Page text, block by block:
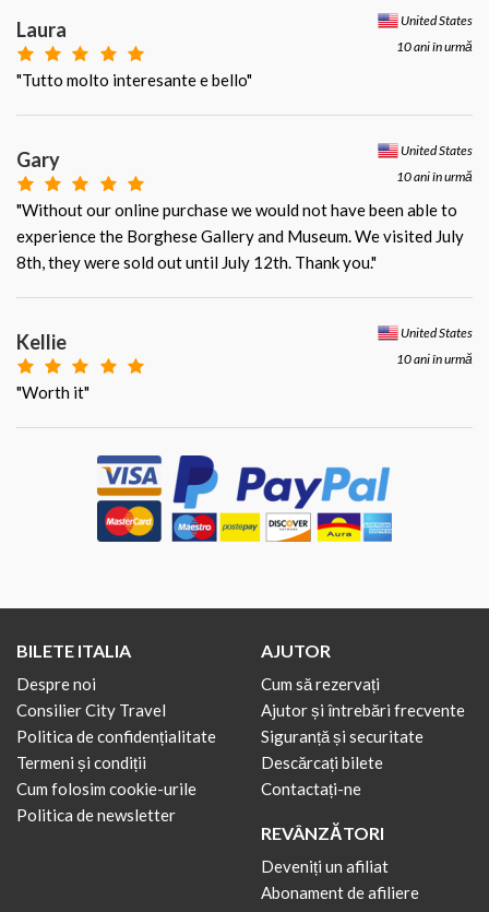
United States
10 ani în urmă
Laura
"Tutto molto interesante e bello"
United States
10 ani în urmă
Gary
"Without our online purchase we would not have been able to
experience the Borghese Gallery and Museum. We visited July
8th, they were sold out until July 12th. Thank you."
United States
10 ani în urmă
Kellie
"Worth it"
BILETE ITALIA
Despre noi
Consilier City Travel
Politica de confidențialitate
Termeni și condiții
Cum folosim cookie-urile
Politica de newsletter
AJUTOR
Cum să rezervați
Ajutor și întrebări frecvente
Siguranță și securitate
Descărcați bilete
Contactați-ne
REVÂNZĂTORI
Deveniți un afiliat
Abonament de afiliere